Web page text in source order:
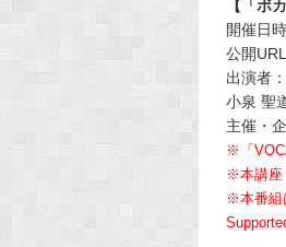
【「ボ
開催日
公開URL
出演者
小泉 聖
主催・
※「
※本講座
※本番組